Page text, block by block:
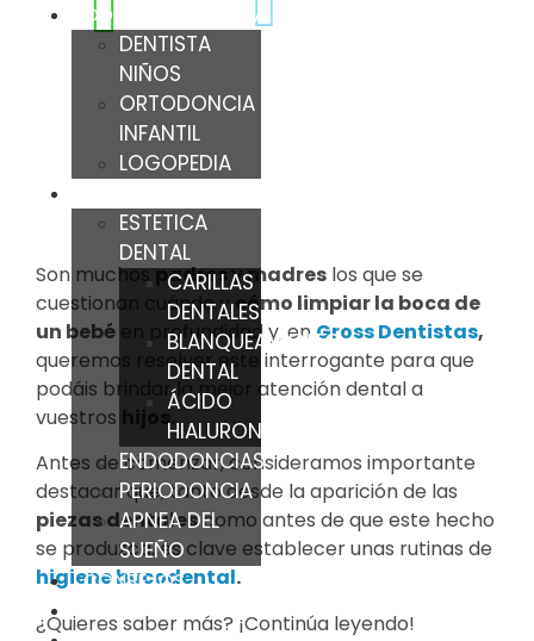
ODONTOPEDIATRÍA
DENTISTA
NIÑOS
ORTODONCIA
INFANTIL
LOGOPEDIA
ESTETICA
DENTAL
CARILLAS
DENTALES
BLANQUEAMIENTO
DENTAL
ÁCIDO
HIALURONICO
ENDODONCIAS
PERIODONCIA
APNEA DEL
SUEÑO
CONSEJOS
Son muchospadres y madres los que se
cuestionan cuándo y cómo limpiar la boca de
un bebé en profundidad y, en Gross Dentistas,
queremos resolver este interrogante para que
podáis brindar la mejor atención dental a
vuestros
hijos.
Antes de comenzar, consideramos importante
destacar que, tanto desde la aparición de las
piezas dentalescomo antes de que este hecho
se produzca, es clave establecer unas rutinas de
higiene bucodental.
¿Quieres saber más? ¡Continúa leyendo!